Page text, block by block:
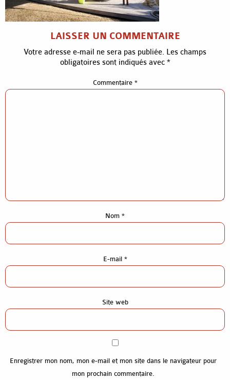
Accueil
Gros-oeuvre rénovation
LAISSER UN COMMENTAIRE
Votre adresse e-mail ne sera pas publiée. Les champs
obligatoires sont indiqués avec *
Commentaire *
Nom *
E-mail *
Site web
Enregistrer mon nom, mon e-mail et mon site dans le navigateur pour
mon prochain commentaire.